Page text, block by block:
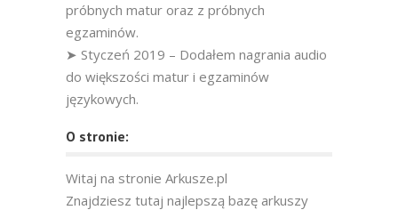
próbnych matur oraz z próbnych
egzaminów.
➤ Styczeń 2019 – Dodałem nagrania audio
do większości matur i egzaminów
językowych.
O stronie:
Witaj na stronie Arkusze.pl
Znajdziesz tutaj najlepszą bazę arkuszy